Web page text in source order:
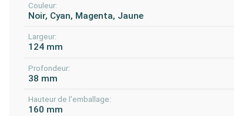
Couleur:
Noir, Cyan, Magenta, Jaune
Largeur:
124 mm
Profondeur:
38 mm
Hauteur de l'emballage:
160 mm